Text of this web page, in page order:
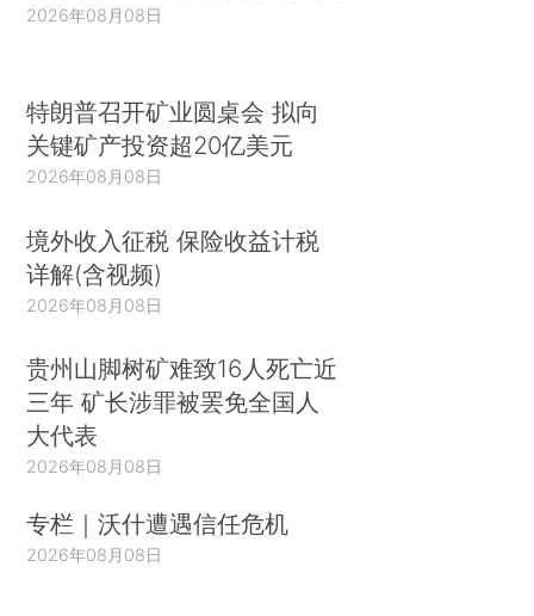
2026年08月08日
特朗普召开矿业圆桌会 拟向
关键矿产投资超20亿美元
2026年08月08日
境外收入征税 保险收益计税
详解(含视频)
2026年08月08日
贵州山脚树矿难致16人死亡近
三年 矿长涉罪被罢免全国人
大代表
2026年08月08日
专栏｜沃什遭遇信任危机
2026年08月08日